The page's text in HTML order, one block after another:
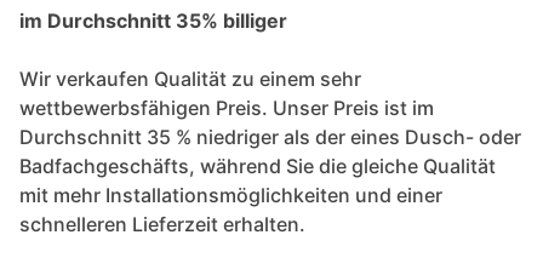
im Durchschnitt 35% billiger
Wir verkaufen Qualität zu einem sehr
wettbewerbsfähigen Preis. Unser Preis ist im
Durchschnitt 35 % niedriger als der eines Dusch- oder
Badfachgeschäfts, während Sie die gleiche Qualität
mit mehr Installationsmöglichkeiten und einer
schnelleren Lieferzeit erhalten.